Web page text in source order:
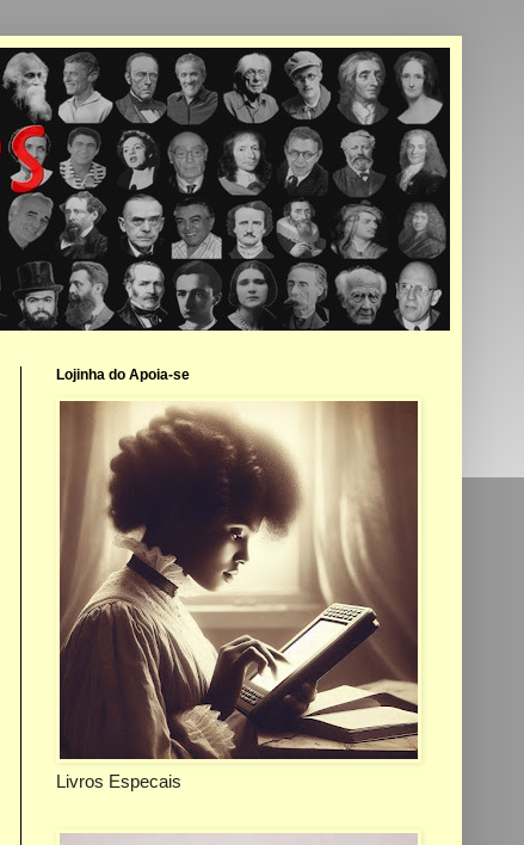
Lojinha do Apoia-se
Livros Especais